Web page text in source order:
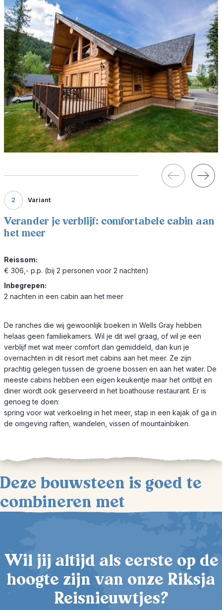
2 Variant
Verander je verblijf: comfortabele cabin aan
het meer
Reissom:
€ 306,- p.p. (bij 2 personen voor 2 nachten)
Inbegrepen:
2 nachten in een cabin aan het meer
De ranches die wij gewoonlijk boeken in Wells Gray hebben
helaas geen familiekamers. Wil je dit wel graag, of wil je een
verblijf met wat meer comfort dan gemiddeld, dan kun je
overnachten in dit resort met cabins aan het meer. Ze zijn
prachtig gelegen tussen de groene bossen en aan het water. De
meeste cabins hebben een eigen keukentje maar het ontbijt en
diner wordt ook geserveerd in het boathouse restaurant. Er is
genoeg te doen:
spring voor wat verkoeling in het meer, stap in een kajak of ga in
de omgeving raften, wandelen, vissen of mountainbiken.
Deze bouwsteen is goed te
combineren met
Wil jij altijd als eerste op de
hoogte zijn van onze Riksja
Reisnieuwtjes?